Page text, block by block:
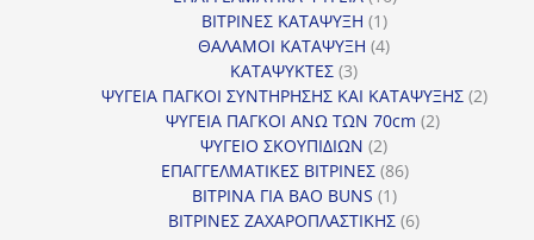
ΒΙΤΡΙΝΕΣ ΚΑΤΑΨΥΞΗ 11
προϊόν
ΘΑΛΑΜΟΙ ΚΑΤΑΨΥΞΗ 44
ΚΑΤΑΨΥΚΤΕΣ 33
προϊόντα
ΨΥΓΕΙΑ ΠΑΓΚΟΙ ΣΥΝΤΗΡΗΣΗΣ ΚΑΙ ΚΑΤΑΨΥΞΗΣ 22
ΨΥΓΕΙΑ ΠΑΓΚΟΙ ΑΝΩ ΤΩΝ 70cm 22
ΨΥΓΕΙΟ ΣΚΟΥΠΙΔΙΩΝ 22
προϊόντα
ΕΠΑΓΓΕΛΜΑΤΙΚΕΣ ΒΙΤΡΙΝΕΣ 8686
ΒΙΤΡΙΝΑ ΓΙΑ BAO BUNS 11
προϊόν
ΒΙΤΡΙΝΕΣ ΖΑΧΑΡΟΠΛΑΣΤΙΚΗΣ 66